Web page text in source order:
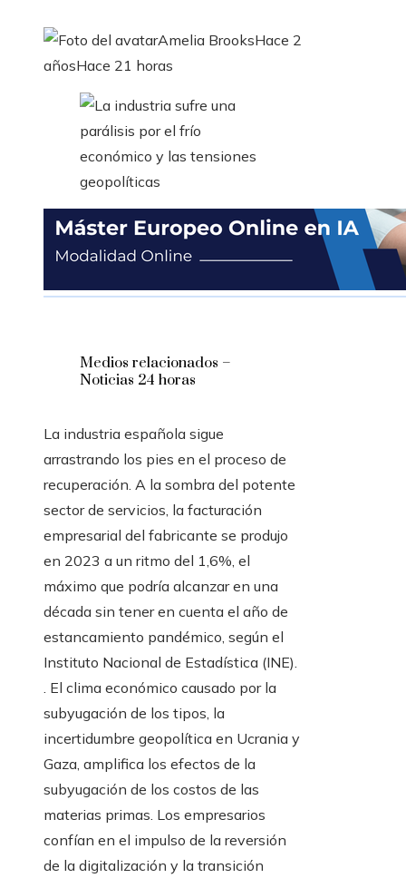
Amelia BrooksHace 2
añosHace 21 horas
Medios relacionados –
Noticias 24 horas
La industria española sigue
arrastrando los pies en el proceso de
recuperación. A la sombra del potente
sector de servicios, la facturación
empresarial del fabricante se produjo
en 2023 a un ritmo del 1,6%, el
máximo que podría alcanzar en una
década sin tener en cuenta el año de
estancamiento pandémico, según el
Instituto Nacional de Estadística (INE).
. El clima económico causado por la
subyugación de los tipos, la
incertidumbre geopolítica en Ucrania y
Gaza, amplifica los efectos de la
subyugación de los costos de las
materias primas. Los empresarios
confían en el impulso de la reversión
de la digitalización y la transición